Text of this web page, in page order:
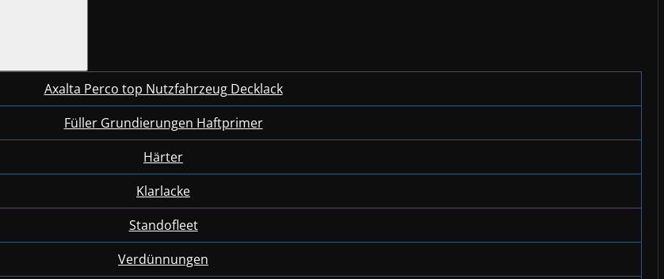
Axalta Perco top Nutzfahrzeug Decklack
Füller Grundierungen Haftprimer
Härter
Klarlacke
Standofleet
Verdünnungen